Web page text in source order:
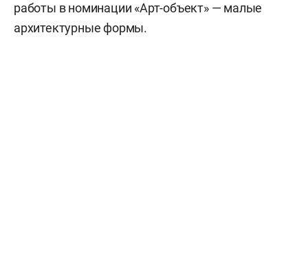
работы в номинации «Арт-объект» — малые
архитектурные формы.